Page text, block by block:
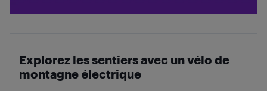
Explorez les sentiers avec un vélo de
montagne électrique